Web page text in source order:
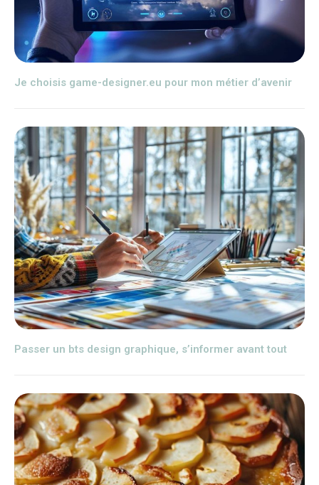
Je choisis game-designer.eu pour mon métier d’avenir
Passer un bts design graphique, s’informer avant tout